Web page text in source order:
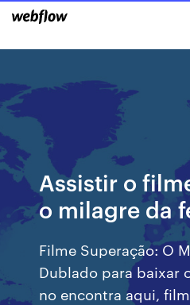
Assistir o
o milagre da
Filme Superação: O
Dublado para baixar
no encontra aqui,